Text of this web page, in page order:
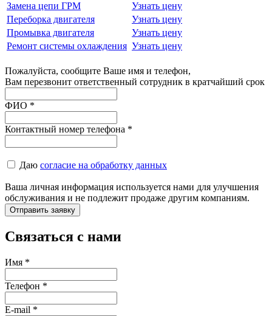
Замена цепи ГРМ
Узнать цену
Переборка двигателя
Узнать цену
Промывка двигателя
Узнать цену
Ремонт системы охлаждения Узнать цену
Пожалуйста, сообщите Ваше имя и телефон,
Вам перезвонит ответственный сотрудник в кратчайший срок
ФИО *
Контактный номер телефона *
Даю согласие на обработку данных
Ваша личная информация используется нами для улучшения
обслуживания и не подлежит продаже другим компаниям.
Связаться с нами
Имя *
Телефон *
E-mail *